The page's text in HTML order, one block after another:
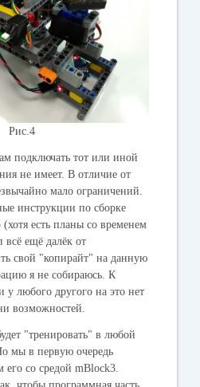
Рис.4
подключать тот или иной
не имеет. В отличие от
мало ограничений.
инструкции по сборке
есть планы со временем
всё ещё далёк от
свой "копирайт" на данную
я не собираюсь. К
у любого другого на это нет
возможностей.
"тренировать" в любой
мы в первую очередь
со средой mBlock3.